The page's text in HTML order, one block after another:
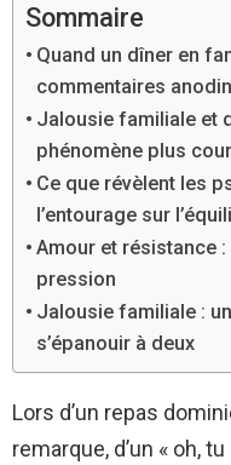
Sommaire
Quand un dîner en
commentaires
Jalousie familiale et
phénomène plus
Ce que révèlent les
l’entourage sur
Amour et résistance
pression
Jalousie familiale :
s’épanouir à deux
Lors d’un repas
remarque, d’un « oh,